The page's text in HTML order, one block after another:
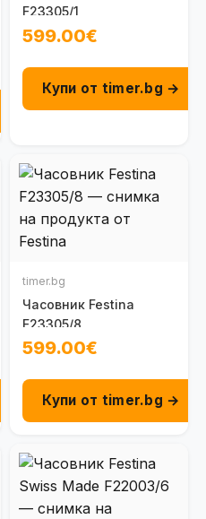
F23305/1
599.00€
Купи от timer.bg →
timer.bg
Часовник Festina
F23305/8
599.00€
Купи от timer.bg →